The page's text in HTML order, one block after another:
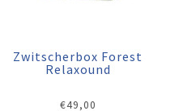
Zwitscherbox Forest
Relaxound
€49,00